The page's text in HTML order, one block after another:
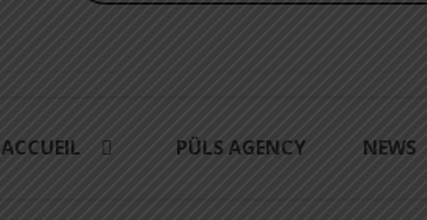
ACCUEIL PÜLS AGENCY NEWS